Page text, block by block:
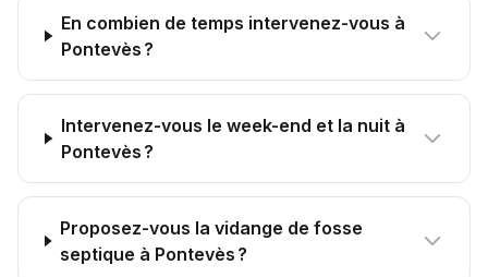
En combien de temps intervenez-vous à
Pontevès ?
Intervenez-vous le week-end et la nuit à
Pontevès ?
Proposez-vous la vidange de fosse
septique à Pontevès ?